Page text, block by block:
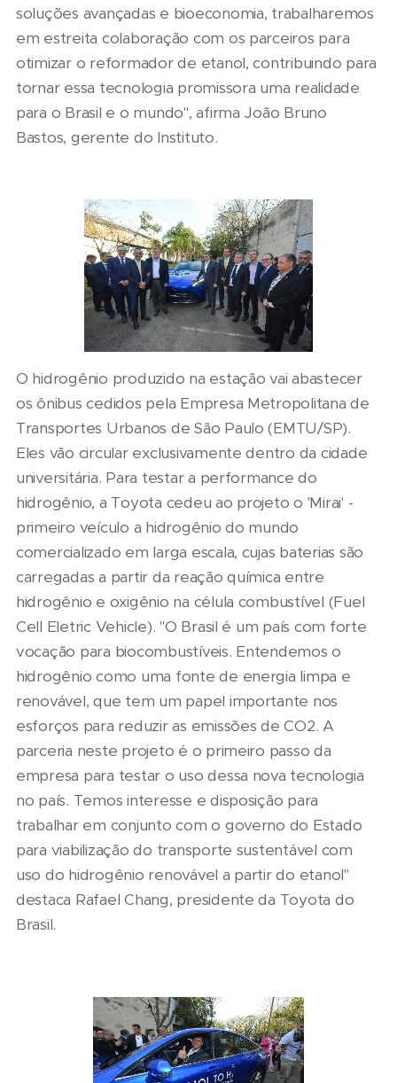
soluções avançadas e bioeconomia, trabalharemos
em estreita colaboração com os parceiros para
otimizar o reformador de etanol, contribuindo para
tornar essa tecnologia promissora uma realidade
para o Brasil e o mundo", afirma João Bruno
Bastos, gerente do Instituto.
O hidrogênio produzido na estação vai abastecer
os ônibus cedidos pela Empresa Metropolitana de
Transportes Urbanos de São Paulo (EMTU/SP).
Eles vão circular exclusivamente dentro da cidade
universitária. Para testar a performance do
hidrogênio, a Toyota cedeu ao projeto o 'Mirai' -
primeiro veículo a hidrogênio do mundo
comercializado em larga escala, cujas baterias são
carregadas a partir da reação química entre
hidrogênio e oxigênio na célula combustível (Fuel
Cell Eletric Vehicle). "O Brasil é um país com forte
vocação para biocombustíveis. Entendemos o
hidrogênio como uma fonte de energia limpa e
renovável, que tem um papel importante nos
esforços para reduzir as emissões de CO2. A
parceria neste projeto é o primeiro passo da
empresa para testar o uso dessa nova tecnologia
no país. Temos interesse e disposição para
trabalhar em conjunto com o governo do Estado
para viabilização do transporte sustentável com
uso do hidrogênio renovável a partir do etanol"
destaca Rafael Chang, presidente da Toyota do
Brasil.